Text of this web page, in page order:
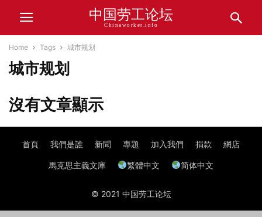
中国劳工论坛
Chinaworker.info
Home Tags 城市规划
城市规划
沒有文章顯示
首頁 我們是誰 新聞 專題 加入我們 捐款 網店
馬克思主義文庫 繁體中文 简体中文
© 2021 中国劳工论坛